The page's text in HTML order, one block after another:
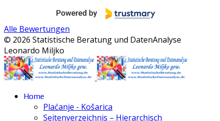
Alle Bewertungen
© 2026 Statistische Beratung und DatenAnalyse
Leonardo Miljko
Home
Plaćanje - Košarica
Seitenverzeichnis – Hierarchisch